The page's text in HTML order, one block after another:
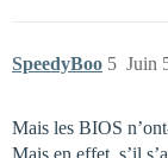
SpeedyBoo Juin
5
Mais les BIOS
Mais en effet, s’il